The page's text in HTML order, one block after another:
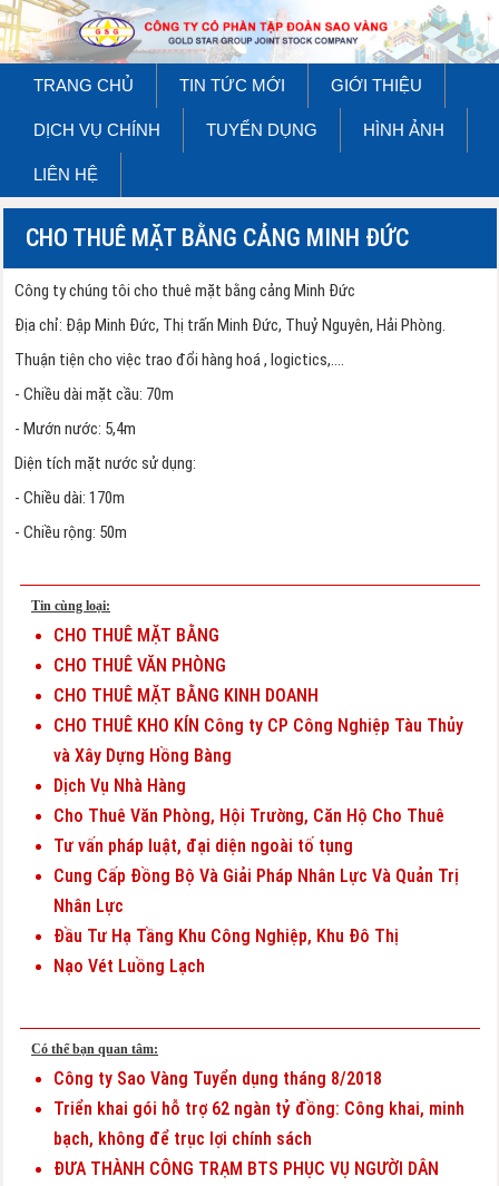
TRANG CHỦ TIN TỨC MỚI GIỚI THIỆU
DỊCH VỤ CHÍNH TUYỂN DỤNG HÌNH ẢNH
LIÊN HỆ
CHO THUÊ MẶT BẰNG CẢNG MINH ĐỨC
Công ty chúng tôi cho thuê mặt bằng cảng Minh Đức
Địa chỉ: Đập Minh Đức, Thị trấn Minh Đức, Thuỷ Nguyên, Hải Phòng.
Thuận tiện cho việc trao đổi hàng hoá , logictics,....
- Chiều dài mặt cầu: 70m
- Mướn nước: 5,4m
Diện tích mặt nước sử dụng:
- Chiều dài: 170m
- Chiều rộng: 50m
Tin cùng loại:
CHO THUÊ MẶT BẰNG
CHO THUÊ VĂN PHÒNG
CHO THUÊ MẶT BẰNG KINH DOANH
CHO THUÊ KHO KÍN Công ty CP Công Nghiệp Tàu Thủy
và Xây Dựng Hồng Bàng
Dịch Vụ Nhà Hàng
Cho Thuê Văn Phòng, Hội Trường, Căn Hộ Cho Thuê
Tư vấn pháp luật, đại diện ngoài tố tụng
Cung Cấp Đồng Bộ Và Giải Pháp Nhân Lực Và Quản Trị
Nhân Lực
Đầu Tư Hạ Tầng Khu Công Nghiệp, Khu Đô Thị
Nạo Vét Luồng Lạch
Có thể bạn quan tâm:
Công ty Sao Vàng Tuyển dụng tháng 8/2018
Triển khai gói hỗ trợ 62 ngàn tỷ đồng: Công khai, minh
bạch, không để trục lợi chính sách
ĐƯA THÀNH CÔNG TRẠM BTS PHỤC VỤ NGƯỜI DÂN